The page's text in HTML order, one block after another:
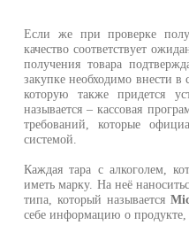
Если же при проверке
качество соответствует
получения товара
закупке необходимо внести
которую также придется
называется – кассовая
требований, которые
системой.
Каждая тара с алкоголем,
иметь марку. На неё
типа, который называется
себе информацию о